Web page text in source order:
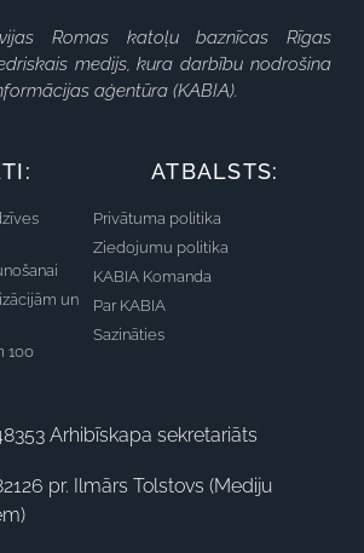
Romas katoļu baznīcas Rīgas
medijs, kura darbību nodrošina
aģentūra (KABIA).
un
100
ATBALSTS:
Privātuma politika
Ziedojumu politika
KABIA Komanda
Par KABIA
Sazināties
Arhibīskapa sekretariāts
pr. Ilmārs Tolstovs (Mediju